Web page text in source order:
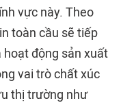
vực này. Theo
toàn cầu sẽ tiếp
hoạt động sản xuất
vai trò chất xúc
thị trường như